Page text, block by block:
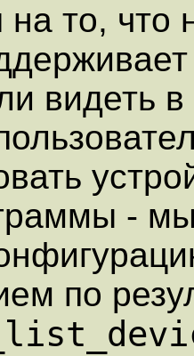
то, что
видеть
-
по